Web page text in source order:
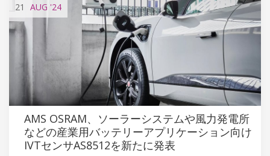
21 AUG '24
AMS OSRAM、ソーラーシステムや風力発電所
などの産業用バッテリーアプリケーション向け
IVTセンサAS8512を新たに発表